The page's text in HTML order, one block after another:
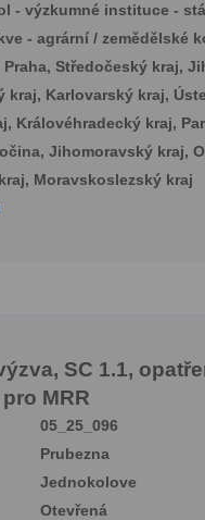
- výzkumné instituce -
- agrární / zemědělské
Praha, Středočeský kraj,
kraj, Karlovarský kraj,
Královéhradecký kraj,
Jihomoravský kraj,
Moravskoslezský kraj
SC 1.1,
MRR
05_25_096
Prubezna
Jednokolove
Otevřená